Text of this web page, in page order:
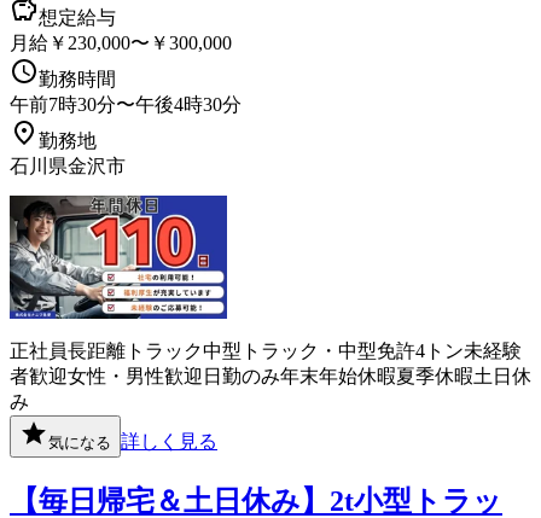
想定給与
月給￥230,000〜￥300,000
勤務時間
午前7時30分〜午後4時30分
勤務地
石川県金沢市
正社員長距離 トラック中型トラック・中型免許4トン未経験
者歓迎女性・男性歓迎 日勤のみ年末年始休暇夏季休暇土日休
み
気になる 詳しく見る
【毎日帰宅＆土日休み】2t小型トラッ